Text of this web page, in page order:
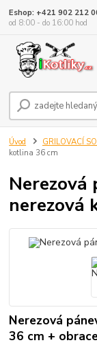
Eshop: +421 902 212
od 8:00 - do 16:00 hod
Úvod GRILOVACÍ
kotlina 36 cm
Nerezová
nerezová
Nerezová
36 cm +